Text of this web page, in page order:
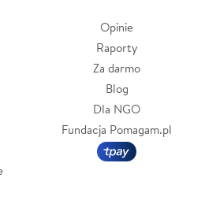
Opinie
Raporty
Za darmo
Blog
Dla NGO
Fundacja Pomagam.pl